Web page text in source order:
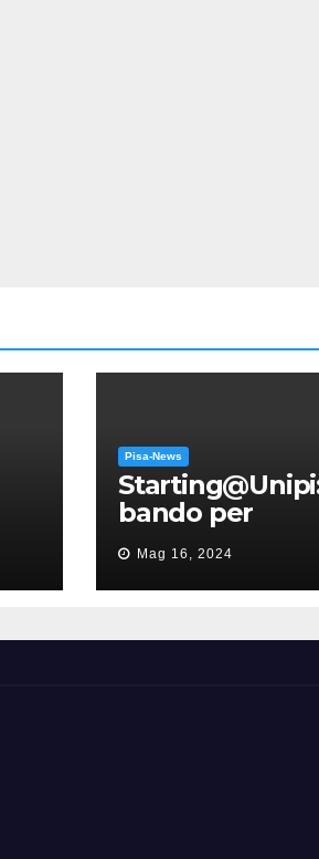
Pisa-News
bando per
supportare la
partecipazione
all’ERC Starting
Mag 16, 2024